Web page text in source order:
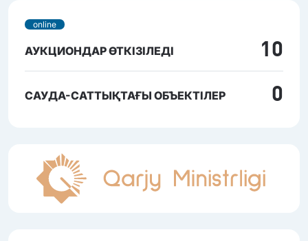
online
АУКЦИОНДАР ӨТКІЗІЛЕДІ 10
САУДА-САТТЫҚТАҒЫ ОБЪЕКТІЛЕР 0